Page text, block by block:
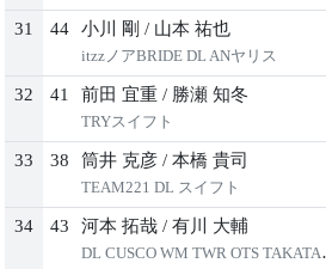
31 44 ⼩川 剛 / ⼭本 祐也
itzzノアBRIDE DL ANヤリス
32 41 前⽥ 宜重 / 勝瀬 知冬
TRYスイフト
33 38 筒井 克彦 / 本橋 貴司
TEAM221 DL スイフト
34 43 河本 拓哉 / 有川 ⼤輔
DL CUSCO WM TWR OTS TAKATAデミオ